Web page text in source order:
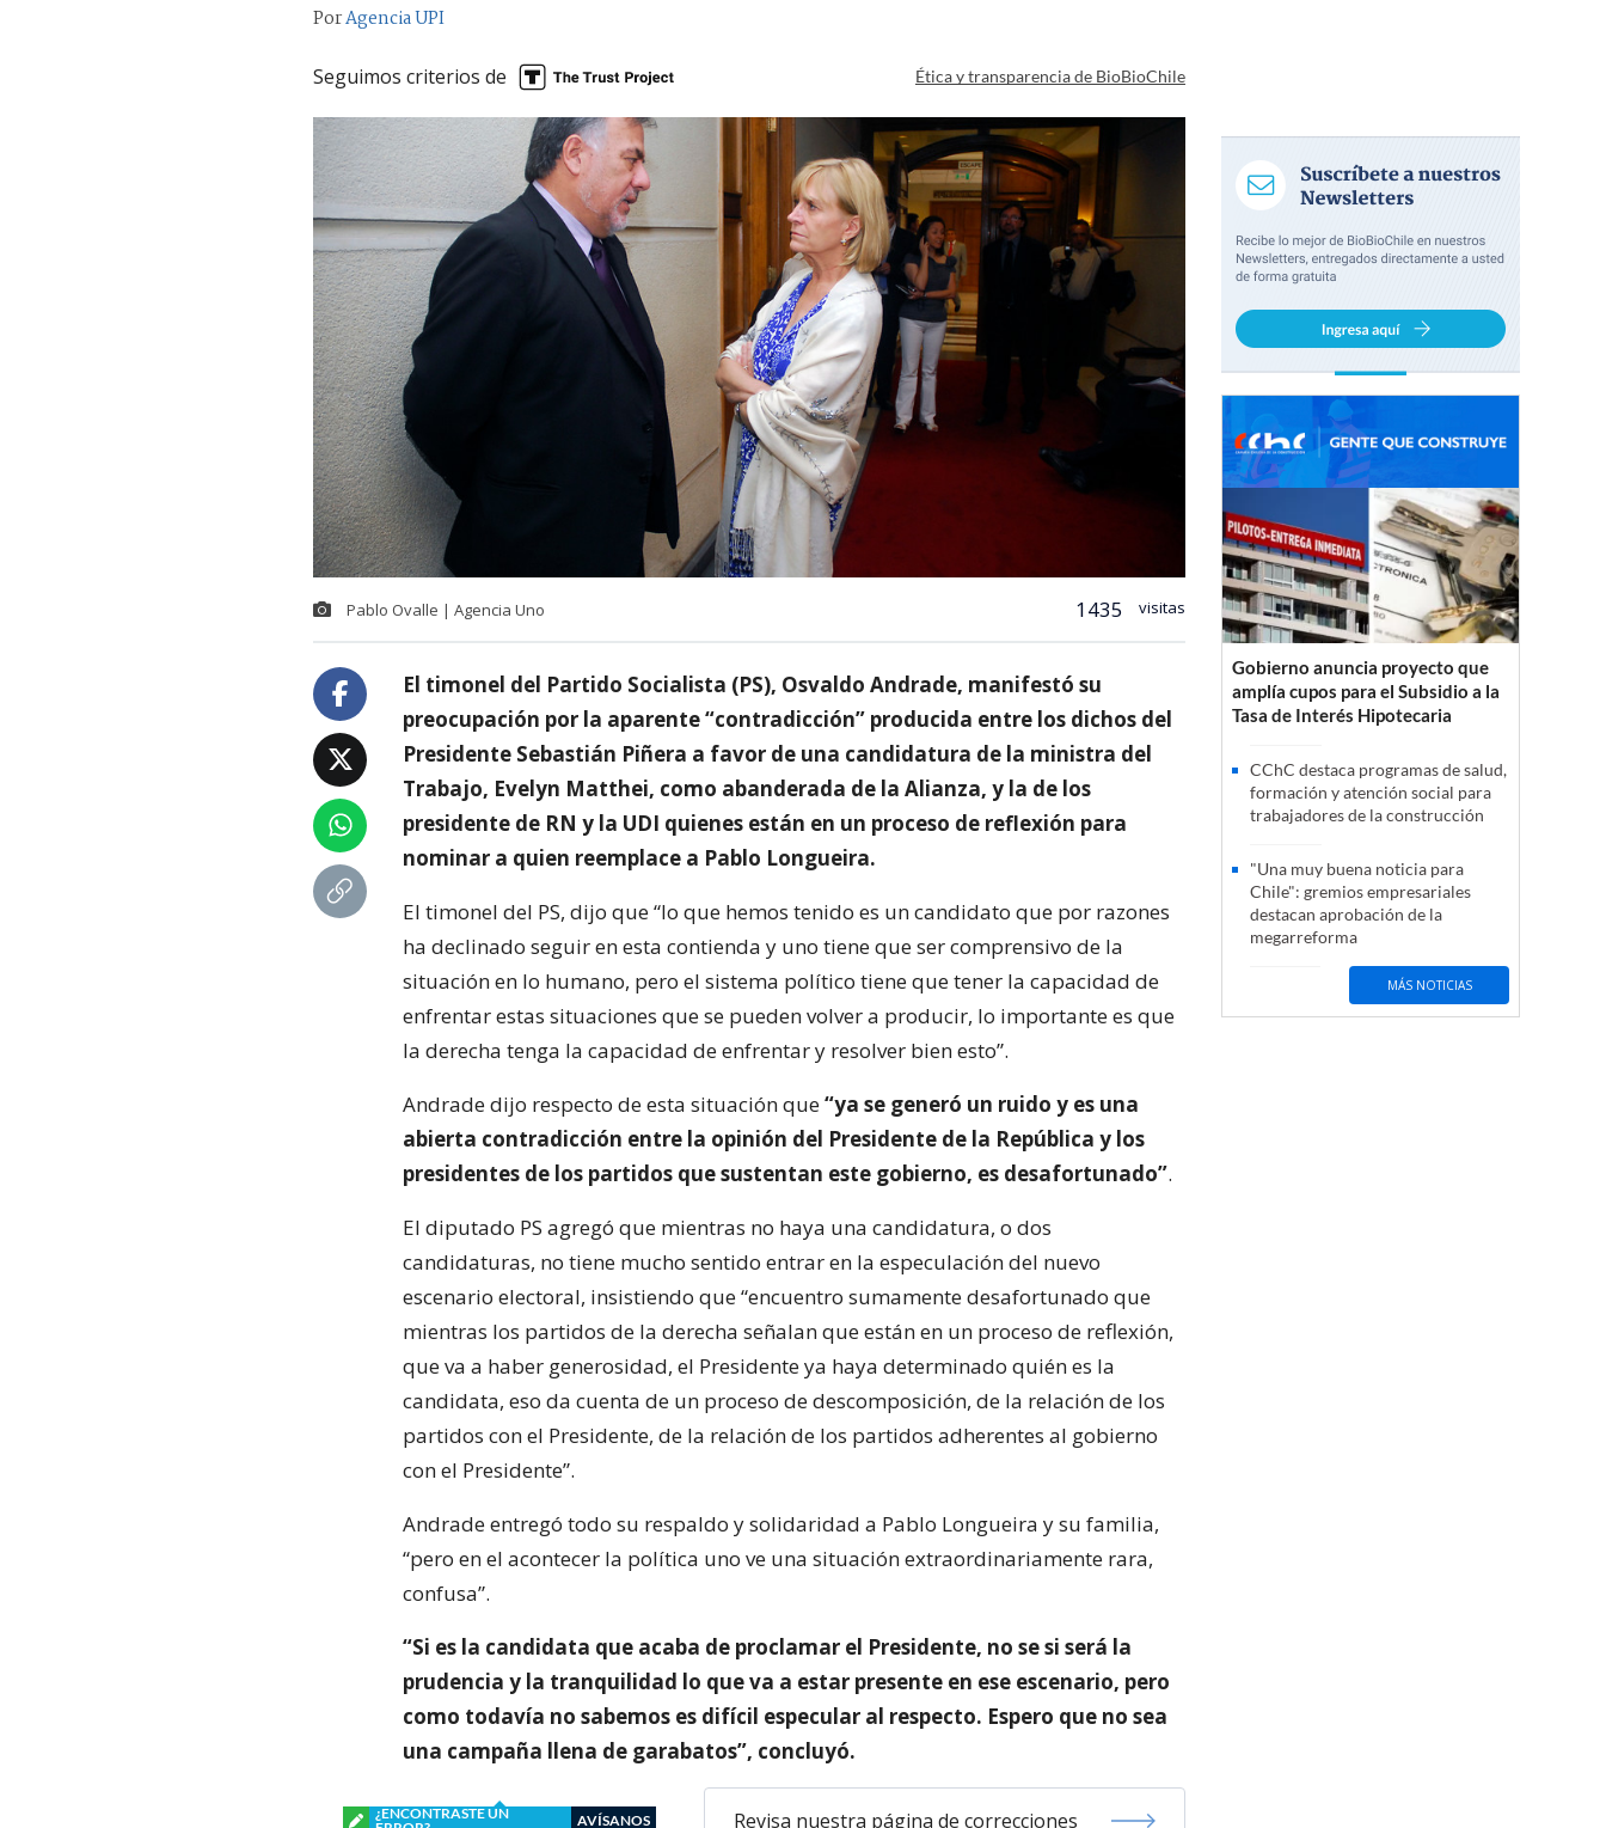
PorAgencia UPI
Seguimos criterios de Ética y transparencia de BioBioChile
Pablo Ovalle | Agencia Uno 1435 visitas
El timonel del Partido Socialista (PS), Osvaldo Andrade, manifestó su
preocupación por la aparente “contradicción” producida entre los dichos del
Presidente Sebastián Piñera a favor de una candidatura de la ministra del
Trabajo, Evelyn Matthei, como abanderada de la Alianza, y la de los
presidente de RN y la UDI quienes están en un proceso de reflexión para
nominar a quien reemplace a Pablo Longueira.
El timonel del PS, dijo que “lo que hemos tenido es un candidato que por razones
ha declinado seguir en esta contienda y uno tiene que ser comprensivo de la
situación en lo humano, pero el sistema político tiene que tener la capacidad de
enfrentar estas situaciones que se pueden volver a producir, lo importante es que
la derecha tenga la capacidad de enfrentar y resolver bien esto”.
Andrade dijo respecto de esta situación que“ya se generó un ruido y es una
abierta contradicción entre la opinión del Presidente de la República y los
presidentes de los partidos que sustentan este gobierno, es desafortunado”.
El diputado PS agregó que mientras no haya una candidatura, o dos
candidaturas, no tiene mucho sentido entrar en la especulación del nuevo
escenario electoral, insistiendo que “encuentro sumamente desafortunado que
mientras los partidos de la derecha señalan que están en un proceso de reflexión,
que va a haber generosidad, el Presidente ya haya determinado quién es la
candidata, eso da cuenta de un proceso de descomposición, de la relación de los
partidos con el Presidente, de la relación de los partidos adherentes al gobierno
con el Presidente”.
Andrade entregó todo su respaldo y solidaridad a Pablo Longueira y su familia,
“pero en el acontecer la política uno ve una situación extraordinariamente rara,
confusa”.
“Si es la candidata que acaba de proclamar el Presidente, no se si será la
prudencia y la tranquilidad lo que va a estar presente en ese escenario, pero
como todavía no sabemos es difícil especular al respecto. Espero que no sea
una campaña llena de garabatos”, concluyó.
¿ENCONTRASTE UN
AVÍSANOS Revisa nuestra página de correcciones
Gobierno anuncia proyecto que
amplía cupos para el Subsidio a la
Tasa de Interés Hipotecaria
CChC destaca programas de salud,
formación y atención social para
trabajadores de la construcción
"Una muy buena noticia para
Chile": gremios empresariales
destacan aprobación de la
megarreforma
MÁS NOTICIAS